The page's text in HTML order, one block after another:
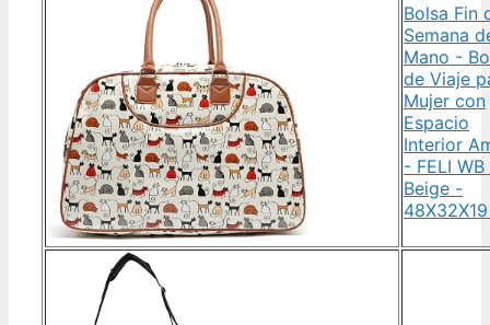
Bolsa Fin
Semana
Mano -
de Viaje
Mujer con
Espacio
Interior
- FELI
Beige -